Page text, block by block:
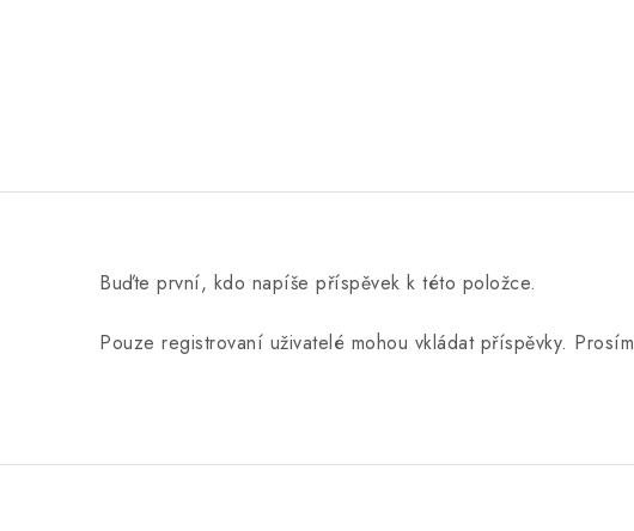
Buďte první, kdo napíše příspěvek k této položce.
Pouze registrovaní uživatelé mohou vkládat příspěvky. Prosím